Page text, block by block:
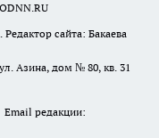
сайта: Бакаева
Азина, дом № 80, кв. 31
Email редакции: